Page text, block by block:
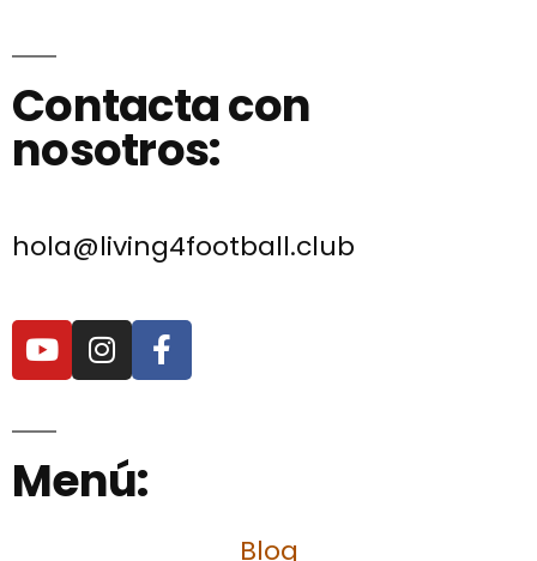
Contacta con
nosotros:
hola@living4football.club
Menú:
Blog